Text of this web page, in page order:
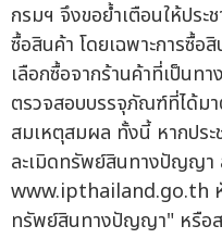
กรมฯ จึงขอย้ำเตือนให้ประ
ซื้อสินค้า โดยเฉพาะการซื้อ
เลือกซื้อจากร้านค้าที่เป็นท
ตรวจสอบบรรจุภัณฑ์ที่ได้ม
สมเหตุสมผล ทั้งนี้ หากประ
ละเมิดทรัพย์สินทางปัญญา
www.ipthailand.go.th หั
ทรัพย์สินทางปัญญา" หรือ